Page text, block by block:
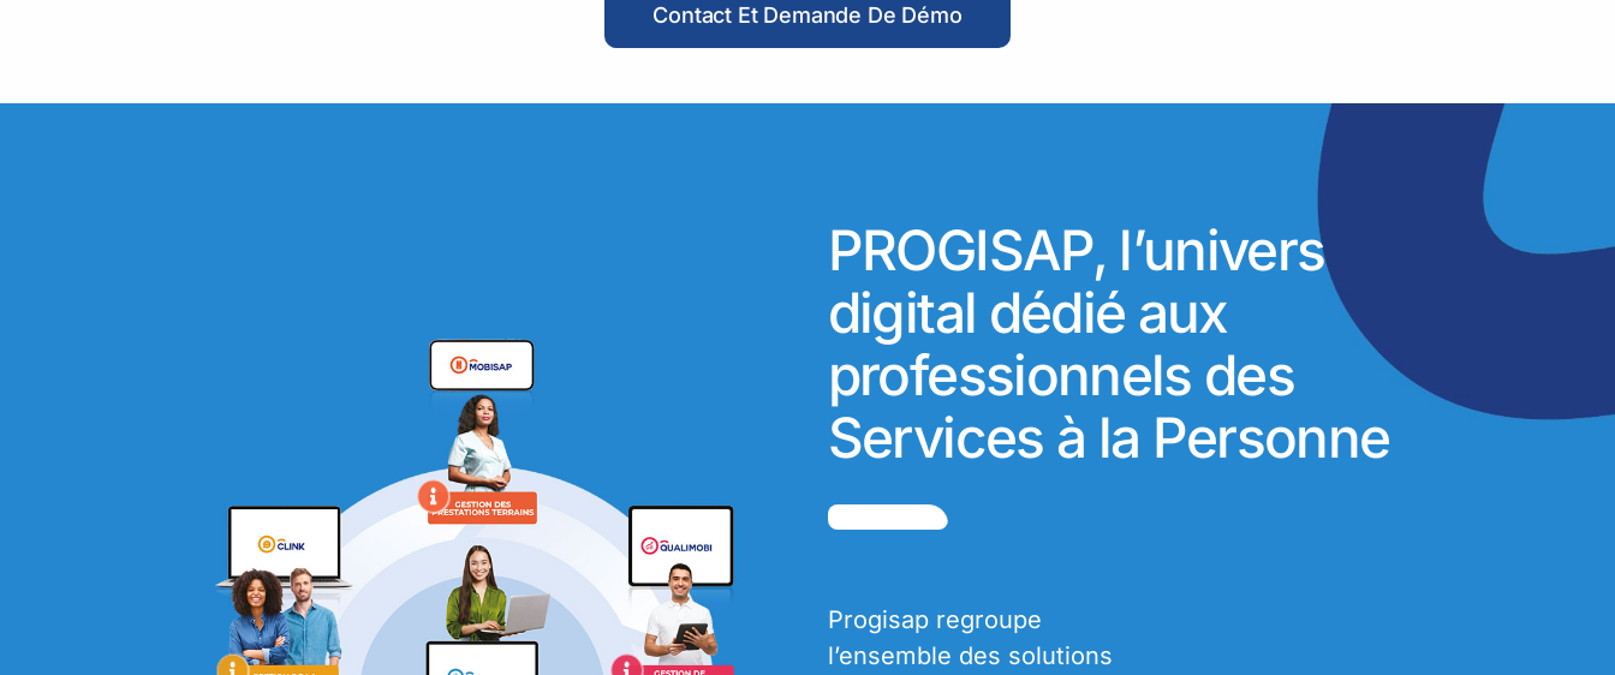
Contact Et Demande De Démo
PROGISAP, l’univers
digital dédié aux
professionnels des
Services à la Personne
Progisap regroupe
l’ensemble des solutions